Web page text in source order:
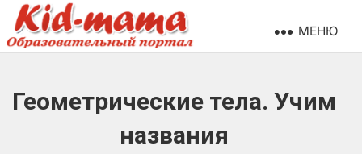
МЕНЮ
Геометрические тела. Учим
названия